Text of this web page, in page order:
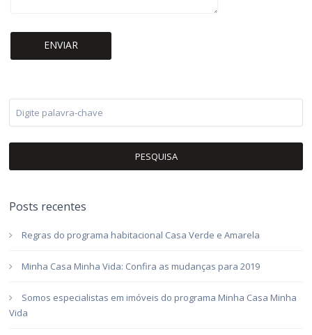
PESQUISA
Posts recentes
Regras do programa habitacional Casa Verde e Amarela
Minha Casa Minha Vida: Confira as mudanças para 2019
Somos especialistas em imóveis do programa Minha Casa Minha
Vida